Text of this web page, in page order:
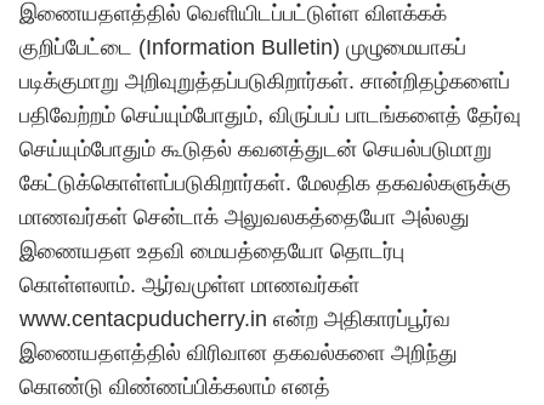
இணையதளத்தில் வெளியிடப்பட்டுள்ள விளக்கக்
குறிப்பேட்டை (Information Bulletin) முழுமையாகப்
படிக்குமாறு அறிவுறுத்தப்படுகிறார்கள். சான்றிதழ்களைப்
பதிவேற்றம் செய்யும்போதும், விருப்பப் பாடங்களைத் தேர்வு
செய்யும்போதும் கூடுதல் கவனத்துடன் செயல்படுமாறு
கேட்டுக்கொள்ளப்படுகிறார்கள். மேலதிக தகவல்களுக்கு
மாணவர்கள் சென்டாக் அலுவலகத்தையோ அல்லது
இணையதள உதவி மையத்தையோ தொடர்பு
கொள்ளலாம். ஆர்வமுள்ள மாணவர்கள்
www.centacpuducherry.in என்ற அதிகாரப்பூர்வ
இணையதளத்தில் விரிவான தகவல்களை அறிந்து
கொண்டு விண்ணப்பிக்கலாம் எனத்